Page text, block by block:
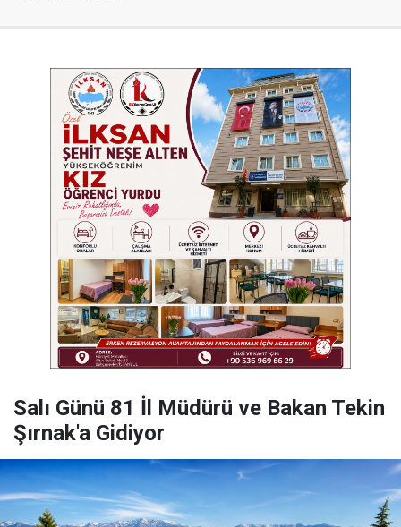
Salı Günü 81 İl Müdürü ve Bakan Tekin
Şırnak'a Gidiyor